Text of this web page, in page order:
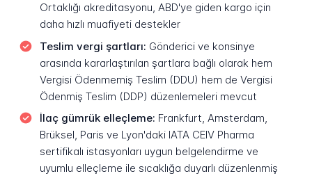
Ortaklığı akreditasyonu, ABD'ye giden kargo için
daha hızlı muafiyeti destekler
Teslim vergi şartları: Gönderici ve konsinye
arasında kararlaştırılan şartlara bağlı olarak hem
Vergisi Ödenmemiş Teslim (DDU) hem de Vergisi
Ödenmiş Teslim (DDP) düzenlemeleri mevcut
İlaç gümrük elleçleme: Frankfurt, Amsterdam,
Brüksel, Paris ve Lyon'daki IATA CEIV Pharma
sertifikalı istasyonları uygun belgelendirme ve
uyumlu elleçleme ile sıcaklığa duyarlı düzenlenmiş